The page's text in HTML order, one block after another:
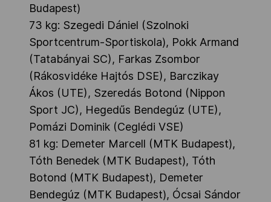
Budapest)
73 kg: Szegedi Dániel (Szolnoki
Sportcentrum-Sportiskola), Pokk Armand
(Tatabányai SC), Farkas Zsombor
(Rákosvidéke Hajtós DSE), Barczikay
Ákos (UTE), Szeredás Botond (Nippon
Sport JC), Hegedűs Bendegúz (UTE),
Pomázi Dominik (Ceglédi VSE)
81 kg: Demeter Marcell (MTK Budapest),
Tóth Benedek (MTK Budapest), Tóth
Botond (MTK Budapest), Demeter
Bendegúz (MTK Budapest), Ócsai Sándor